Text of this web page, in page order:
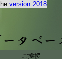
version 2018
ご挨拶